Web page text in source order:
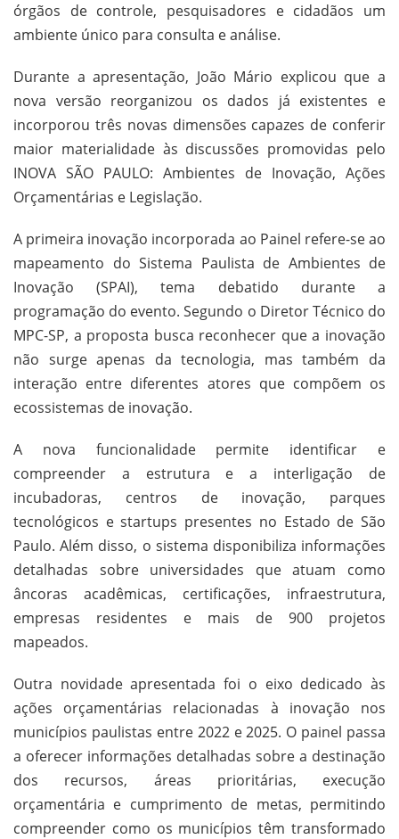
órgãos de controle, pesquisadores e cidadãos um
ambiente único para consulta e análise.
Durante a apresentação, João Mário explicou que a
nova versão reorganizou os dados já existentes e
incorporou três novas dimensões capazes de conferir
maior materialidade às discussões promovidas pelo
INOVA SÃO PAULO: Ambientes de Inovação, Ações
Orçamentárias e Legislação.
A primeira inovação incorporada ao Painel refere-se ao
mapeamento do Sistema Paulista de Ambientes de
Inovação (SPAI), tema debatido durante a
programação do evento. Segundo o Diretor Técnico do
MPC-SP, a proposta busca reconhecer que a inovação
não surge apenas da tecnologia, mas também da
interação entre diferentes atores que compõem os
ecossistemas de inovação.
A nova funcionalidade permite identificar e
compreender a estrutura e a interligação de
incubadoras, centros de inovação, parques
tecnológicos e startups presentes no Estado de São
Paulo. Além disso, o sistema disponibiliza informações
detalhadas sobre universidades que atuam como
âncoras acadêmicas, certificações, infraestrutura,
empresas residentes e mais de 900 projetos
mapeados.
Outra novidade apresentada foi o eixo dedicado às
ações orçamentárias relacionadas à inovação nos
municípios paulistas entre 2022 e 2025. O painel passa
a oferecer informações detalhadas sobre a destinação
dos recursos, áreas prioritárias, execução
orçamentária e cumprimento de metas, permitindo
compreender como os municípios têm transformado